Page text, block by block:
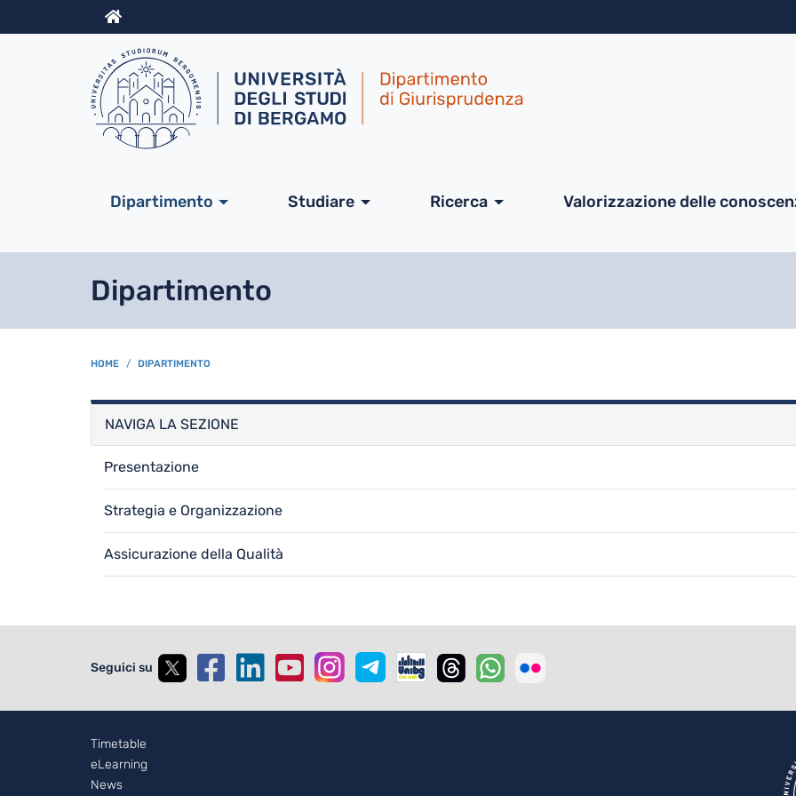
Info
Navigazione principale
Dipartimento Studiare Ricerca Valorizzazione delle
Dipartimento
BREADCRUMB
HOME DIPARTIMENTO
NAVIGA LA SEZIONE
Presentazione
Strategia e Organizzazione
Assicurazione della Qualità
Seguici su
Footer - 2
Timetable
eLearning
News